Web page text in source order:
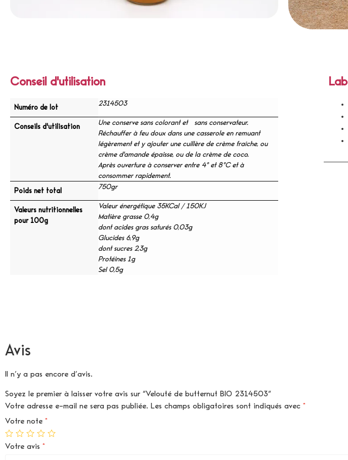
Conseil d'utilisation
Numéro de lot
2314503
Conseils d'utilisation
Une conserve sans colorant et sans conservateur.
Réchauffer à feu doux dans une casserole en remuant
légèrement et y ajouter une cuillère de crème fraîche, ou
crème d'amande épaisse, ou de la crème de coco.
Après ouverture à conserver entre 4° et 8°C et à
consommer rapidement.
Poids net total
750gr
Valeurs nutritionnelles
pour 100g
Valeur énergétique 35KCal / 150KJ
Matière grasse 0,4g
dont acides gras saturés 0,03g
Glucides 6,9g
dont sucres 2,3g
Protéines 1g
Sel 0,5g
Avis
Il n’y a pas encore d’avis.
Soyez le premier à laisser votre avis sur “Velouté de butternut BIO 2314503”
Votre adresse e-mail ne sera pas publiée. Les champs obligatoires sont indiqués avec *
Votre note *
Votre avis *